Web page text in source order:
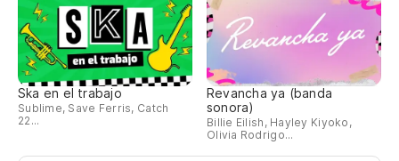
Ska en el trabajo
Sublime, Save Ferris, Catch
22...
Revancha ya (banda
sonora)
Billie Eilish, Hayley Kiyoko,
Olivia Rodrigo...